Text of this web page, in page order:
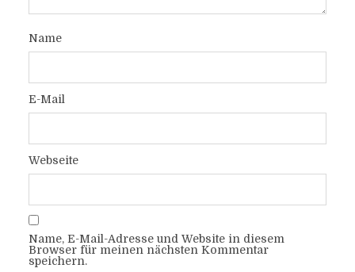
Name
E-Mail
Webseite
Name, E-Mail-Adresse und Website in diesem
Browser für meinen nächsten Kommentar
speichern.